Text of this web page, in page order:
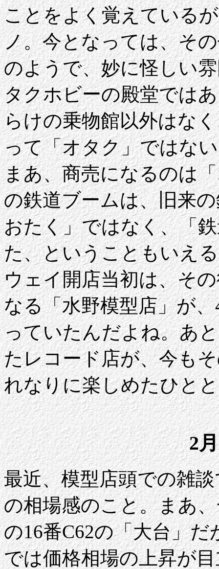
ことをよく覚えている
ノ。今となっては、そ
のようで、妙に怪しい
タクホビーの殿堂では
らけの乗物館以外はな
って「オタク」ではな
まあ、商売になるのは
の鉄道ブームは、旧来
おたく」ではなく、「
た、ということもいえ
ウェイ開店当初は、そ
なる「水野模型店」が
っていたんだよね。あ
たレコード店が、今も
れなりに楽しめたひと
2
最近、模型店頭での雑
の相場感のこと。まあ
の16番C62の「大台」
では価格相場の上昇が